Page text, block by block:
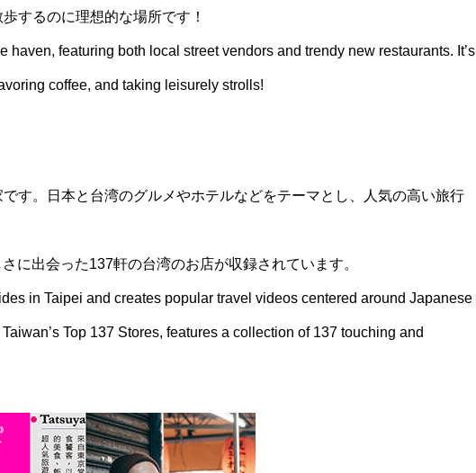
するのに理想的な場所です！
featuring both local street vendors and trendy new restaurants. It’s
coffee, and taking leisurely strolls!
す。日本と台湾のグルメやホテルなどをテーマとし、人気の高い旅行
に出会った137軒の台湾のお店が収録されています。
in Taipei and creates popular travel videos centered around Japanese
Top 137 Stores, features a collection of 137 touching and